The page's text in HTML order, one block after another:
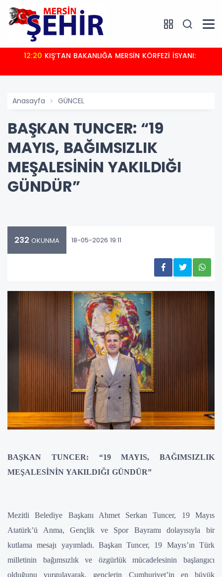
12:20 KIŞ’TAN BAKANLIĞA MERSİN KÖRFEZİ İSYANI:
Anasayfa GÜNCEL
BAŞKAN TUNCER: “19
MAYIS, BAĞIMSIZLIK
MEŞALESİNİN YAKILDIĞI
GÜNDÜR”
232 OKUNMA 18-05-2026 19:11
BAŞKAN TUNCER: “19 MAYIS, BAĞIMSIZLIK
MEŞALESİNİN YAKILDIĞI GÜNDÜR”
Mezitli Belediye Başkanı Ahmet Serkan Tuncer, 19 Mayıs
Atatürk’ü Anma, Gençlik ve Spor Bayramı dolayısıyla bir
kutlama mesajı yayımladı. Başkan Tuncer, 19 Mayıs’ın Türk
milletinin bağımsızlık ve özgürlük mücadelesinin başlangıcı
olduğunu vurgulayarak, gençlerin Cumhuriyet’in en büyük